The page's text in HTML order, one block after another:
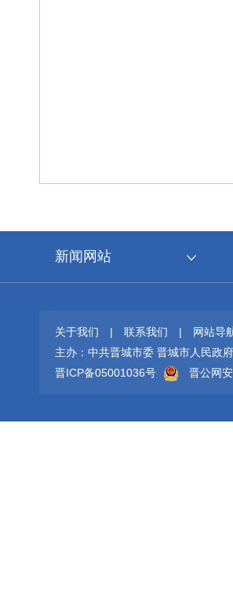
新闻网站
关于我们 | 联系我们 | 网站导
主办：中共晋城市委 晋城市人民政府
晋ICP备05001036号
晋公网